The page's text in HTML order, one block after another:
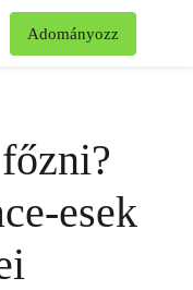
Adományozz
esek